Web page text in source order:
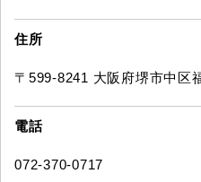
住所
〒599-8241 大阪府堺市中区
電話
072-370-0717